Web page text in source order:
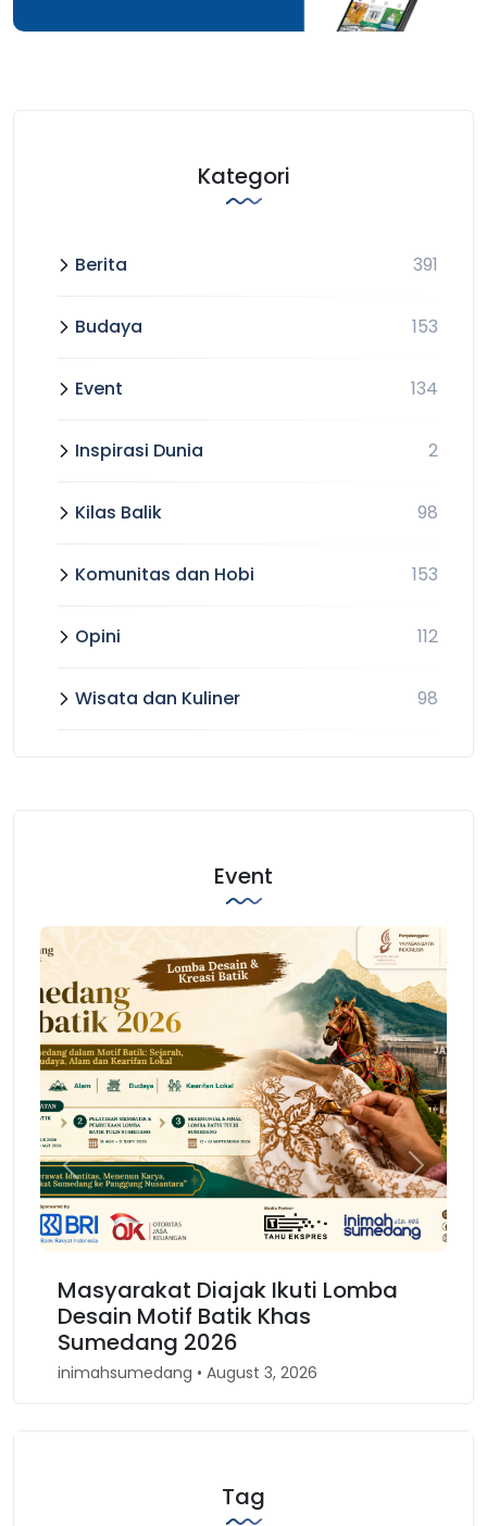
Kategori
Berita 391
Budaya 153
Event 134
Inspirasi Dunia 2
Kilas Balik 98
Komunitas dan Hobi 153
Opini 112
Wisata dan Kuliner 98
Event
Ikuti Lomba
Khas
3, 2026
Karnaval Binokasih,
Kembali Spirit
inimahsumedang • April 30,
Previous Next
Tag